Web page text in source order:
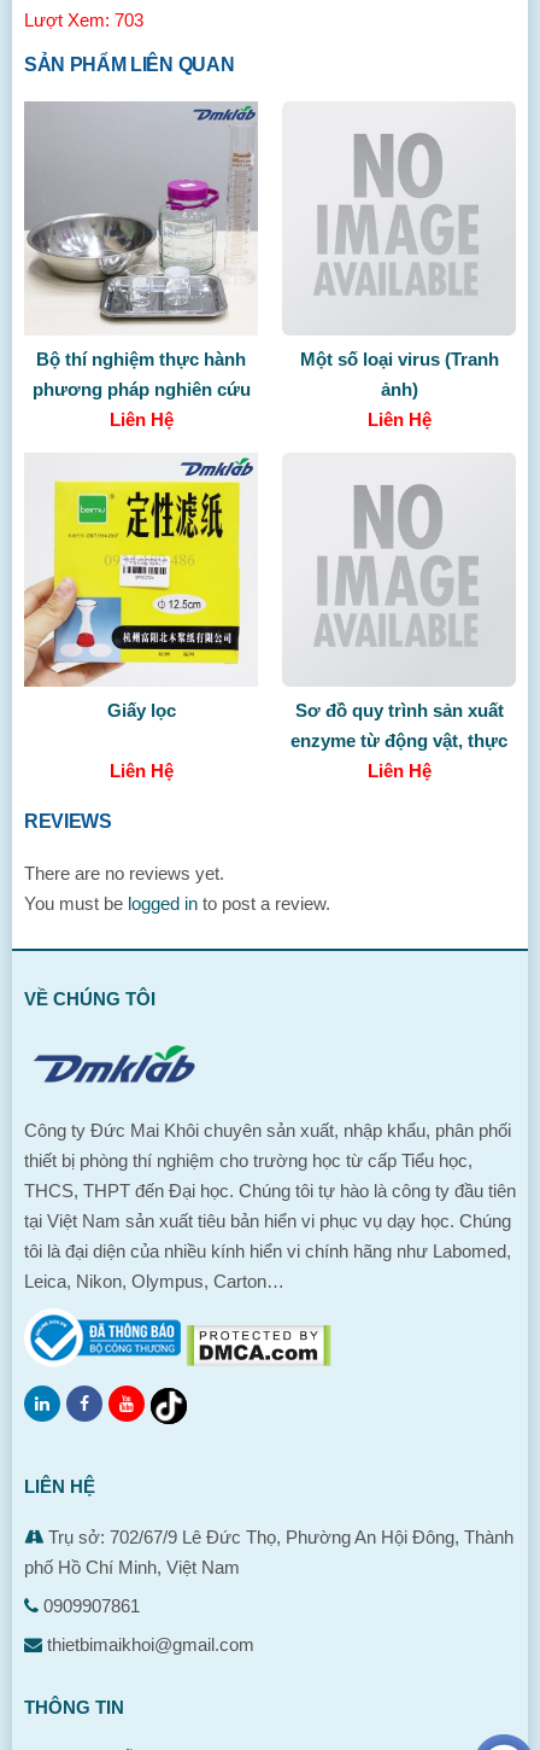
Lượt Xem: 703
SẢN PHẨM LIÊN QUAN
Bộ thí nghiệm thực hành
phương pháp nghiên cứu
vi sinh vật và sản phẩm
ứng dụng (không gồm
TBDC)
Liên Hệ
Một số loại virus (Tranh
ảnh)
Liên Hệ
Giấy lọc
Liên Hệ
Sơ đồ quy trình sản xuất
enzyme từ động vật, thực
vật và vi sinh vật
Liên Hệ
REVIEWS
There are no reviews yet.
You must be logged in to post a review.
VỀ CHÚNG TÔI
Công ty Đức Mai Khôi chuyên sản xuất, nhập khẩu, phân phối
thiết bị phòng thí nghiệm cho trường học từ cấp Tiểu học,
THCS, THPT đến Đại học. Chúng tôi tự hào là công ty đầu tiên
tại Việt Nam sản xuất tiêu bản hiển vi phục vụ dạy học. Chúng
tôi là đại diện của nhiều kính hiển vi chính hãng như Labomed,
Leica, Nikon, Olympus, Carton…
LIÊN HỆ
Trụ sở: 702/67/9 Lê Đức Thọ, Phường An Hội Đông, Thành
phố Hồ Chí Minh, Việt Nam
0909907861
thietbimaikhoi@gmail.com
THÔNG TIN